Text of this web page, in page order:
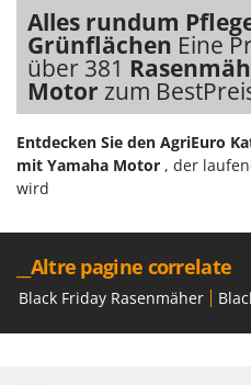
Royal Food
Ryobi
S
S.T.P.
Santos
Sbaraglia
Shark
Shindaiwa
Silky
Alles rundum
Grünflächen Eine
über 381
Motor zum
Entdecken Sie den AgriEuro
mit Yamaha Motor , der
wird
__Altre pagine correlate
Black Friday Rasenmäher